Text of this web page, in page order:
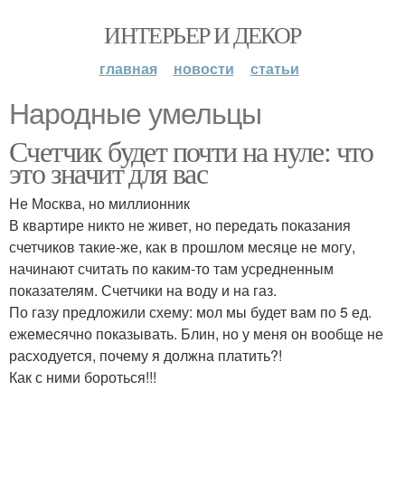
ИНТЕРЬЕР И ДЕКОР
главная новости статьи
Народные умельцы
Счетчик будет почти на нуле: что
это значит для вас
Не Москва, но миллионник
В квартире никто не живет, но передать показания
счетчиков такие-же, как в прошлом месяце не могу,
начинают считать по каким-то там усредненным
показателям. Счетчики на воду и на газ.
По газу предложили схему: мол мы будет вам по 5 ед.
ежемесячно показывать. Блин, но у меня он вообще не
расходуется, почему я должна платить?!
Как с ними бороться!!!